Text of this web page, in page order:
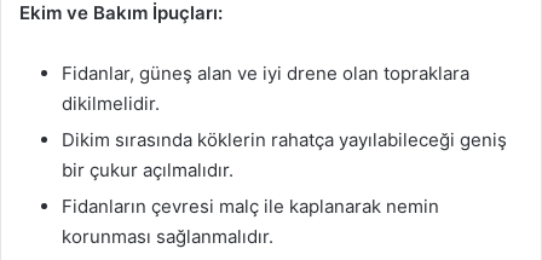
Ekim ve Bakım İpuçları:
Fidanlar, güneş alan ve iyi drene olan topraklara
dikilmelidir.
Dikim sırasında köklerin rahatça yayılabileceği geniş
bir çukur açılmalıdır.
Fidanların çevresi malç ile kaplanarak nemin
korunması sağlanmalıdır.